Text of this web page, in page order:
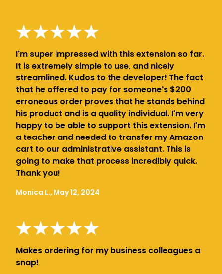
I'm super impressed with this extension so far.
It is extremely simple to use, and nicely
streamlined. Kudos to the developer! The fact
that he offered to pay for someone's $200
erroneous order proves that he stands behind
his product and is a quality individual. I'm very
happy to be able to support this extension. I'm
a teacher and needed to transfer my Amazon
cart to our administrative assistant. This is
going to make that process incredibly quick.
Thank you!
Monica L., May 12, 2024
Makes ordering for my business colleagues a
snap!